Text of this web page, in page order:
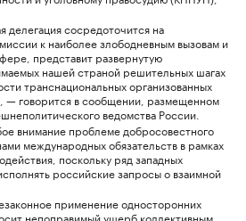
делегация сосредоточится на
к наиболее злободневным вызовам и
представит развернутую
нашей страной решительных шагах
транснациональных организованных
— говорится в сообщении, размещенном
ведомства России.
внимание проблеме добросовестного
международных обязательств в рамках
поскольку ряд западных
российские запросы о взаимной
применение односторонних
непоправимый ущерб коллективным